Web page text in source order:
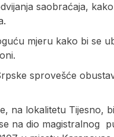
saobraćaja,
mjeru kako bi se
sprovešće
na lokalitetu Tijesno,
na dio magistralnog